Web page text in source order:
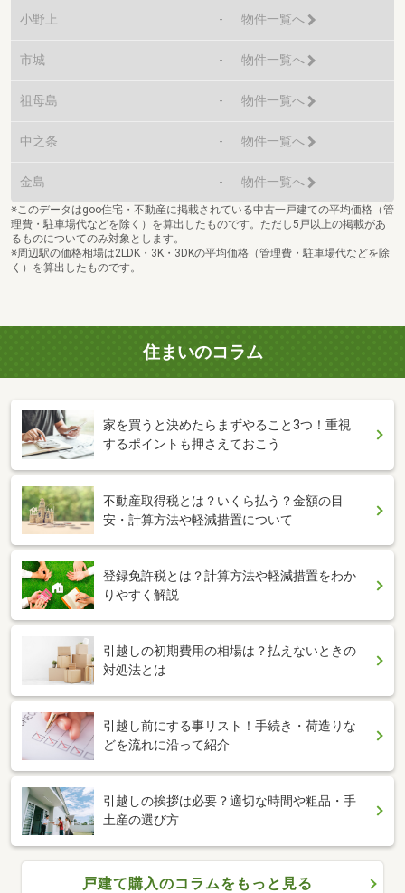
小野上 - 物件一覧へ
市城 - 物件一覧へ
祖母島 - 物件一覧へ
中之条 - 物件一覧へ
金島 - 物件一覧へ
※このデータはgoo住宅・不動産に掲載されている中古一戸建ての平均価格（管
理費・駐車場代などを除く）を算出したものです。ただし5戸以上の掲載があ
るものについてのみ対象とします。
※周辺駅の価格相場は2LDK・3K・3DKの平均価格（管理費・駐車場代などを除
く）を算出したものです。
住まいのコラム
家を買うと決めたらまずやること3つ！重視
するポイントも押さえておこう
不動産取得税とは？いくら払う？金額の目
安・計算方法や軽減措置について
登録免許税とは？計算方法や軽減措置をわか
りやすく解説
引越しの初期費用の相場は？払えないときの
対処法とは
引越し前にする事リスト！手続き・荷造りな
どを流れに沿って紹介
引越しの挨拶は必要？適切な時間や粗品・手
土産の選び方
戸建て購入のコラムをもっと見る